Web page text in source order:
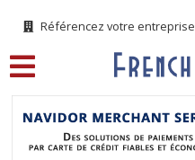
Référencez votre entreprise